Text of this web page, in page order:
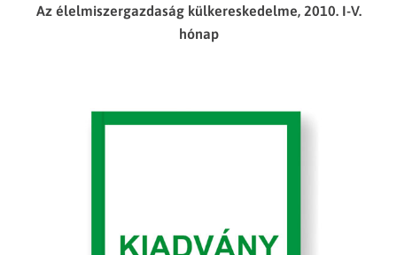
Az élelmiszergazdaság külkereskedelme, 2010. I-V.
hónap